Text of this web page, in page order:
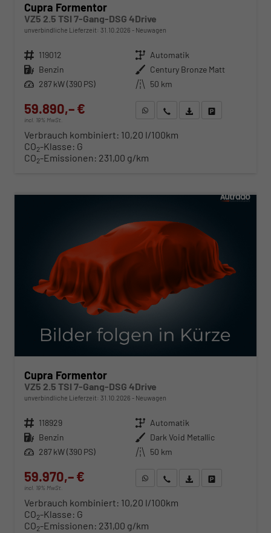
Cupra Formentor
VZ5 2.5 TSI 7-Gang-DSG 4Drive
unverbindliche Lieferzeit: 31.10.2026 Neuwagen
Fahrzeugnr. 119012 Getriebe Automatik
Kraftstoff Benzin Außenfarbe Century Bronze Matt
Leistung 287 kW (390 PS) Kilometerstand 50 km
59.890,– €
incl. 19% MwSt.
WhatsApp anfragen
Wir rufen Sie anFahrzeugexposé (PDF)
Verbrauch kombiniert: 10,20 l/100km
CO2-Klasse: G
CO2-Emissionen: 231,00 g/km
Cupra Formentor
VZ5 2.5 TSI 7-Gang-DSG 4Drive
unverbindliche Lieferzeit: 31.10.2026 Neuwagen
Fahrzeugnr. 118929 Getriebe Automatik
Kraftstoff Benzin Außenfarbe Dark Void Metallic
Leistung 287 kW (390 PS) Kilometerstand 50 km
59.970,– €
incl. 19% MwSt.
WhatsApp anfragen
Wir rufen Sie anFahrzeugexposé (PDF)
Verbrauch kombiniert: 10,20 l/100km
CO2-Klasse: G
CO2-Emissionen: 231,00 g/km